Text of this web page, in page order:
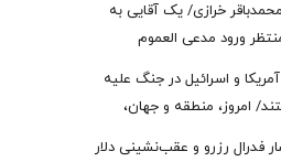
خرازی/ یک آقایی به
ورود مدعی العموم
کند مگر طبق قانون
و اسرائیل در جنگ علیه
امروز، منطقه و جهان،
فشار فدرال رزرو و عقب‌نشینی دلار